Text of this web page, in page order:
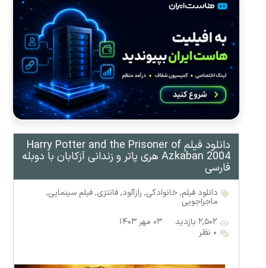
دانلود فیلم Harry Potter and the Prisoner of
Azkaban 2004 هری پاتر و زندانی آزکابان با دوبله
فارسی
دانلود فیلم,خانوادگی, رازآلود,فانتزی,فیلم سینمایی,
ماجراجویی
۲,۵۰۲ بازدید
۰۳ مهر ۱۴۰۳
۰ نظر